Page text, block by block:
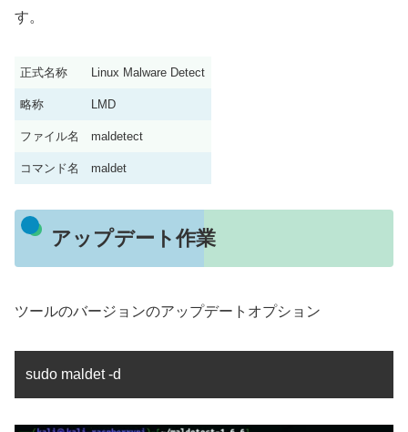
す。
正式名称 Linux Malware Detect
略称 LMD
ファイル名 maldetect
コマンド名 maldet
アップデート作業
ツールのバージョンのアップデートオプション
sudo maldet -d